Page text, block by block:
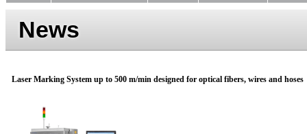
News
Laser Marking System up to 500 m/min designed for optical fibers, wires and hoses